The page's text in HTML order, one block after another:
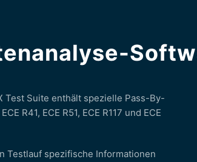
Test Suite enthält spezielle Pass-By-
R41, ECE R51, ECE R117 und ECE
Testlauf spezifische Informationen